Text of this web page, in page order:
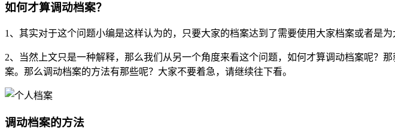
如何才算调动档案？
1、其实对于这个问题小编是这样认为的，只要大家的档案达到了需要使用大家档案或者是
2、当然上文只是一种解释，那么我们从另一个角度来看这个问题，如何才算调动档案呢？
案。那么调动档案的方法有那些呢？大家不要着急，请继续往下看。
调动档案的方法